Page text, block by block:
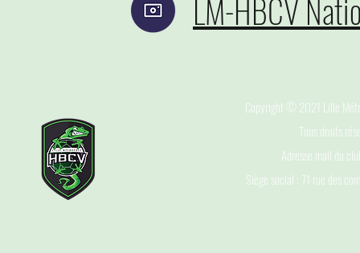
LM-HBCV
Copyright © 2021 Lille
Tous droits
Adresse mail du
Siège social : 71 rue des